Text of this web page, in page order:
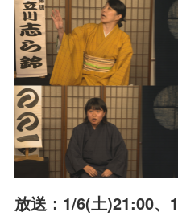
放送：1/6(土)21:00、